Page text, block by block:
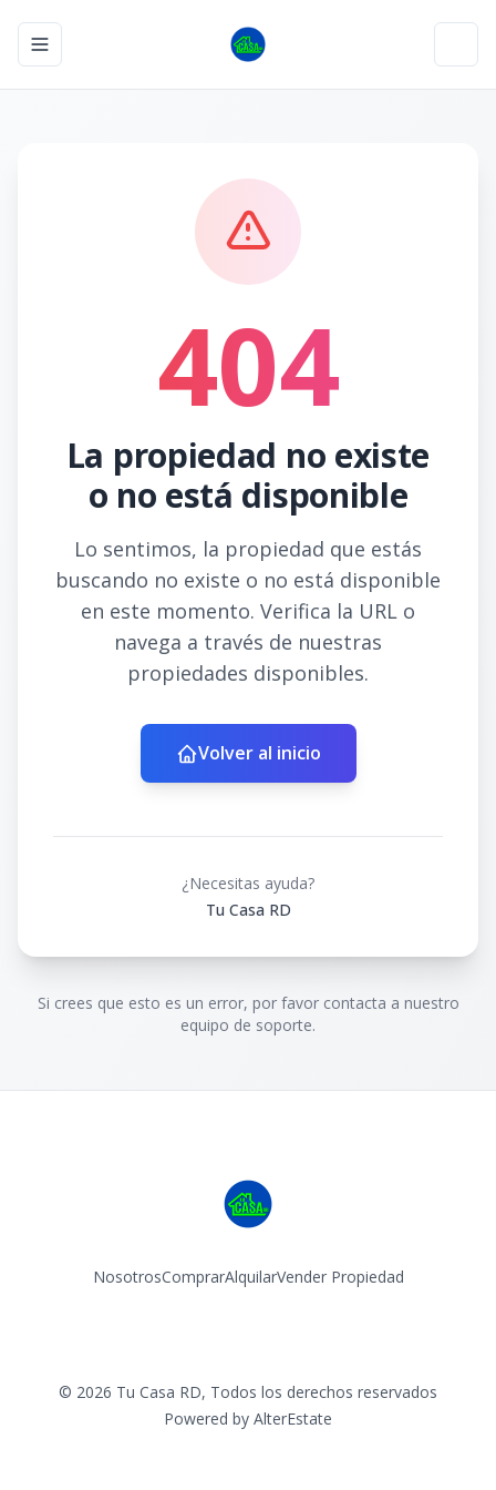
Toggle navigation menu
404
La propiedad no existe
o no está disponible
Lo sentimos, la propiedad que estás
buscando no existe o no está disponible
en este momento. Verifica la URL o
navega a través de nuestras
propiedades disponibles.
Volver al inicio
¿Necesitas ayuda?
Tu Casa RD
Si crees que esto es un error, por favor contacta a nuestro
equipo de soporte.
NosotrosComprarAlquilarVender Propiedad
© 2026 Tu Casa RD, Todos los derechos reservados
Powered by AlterEstate